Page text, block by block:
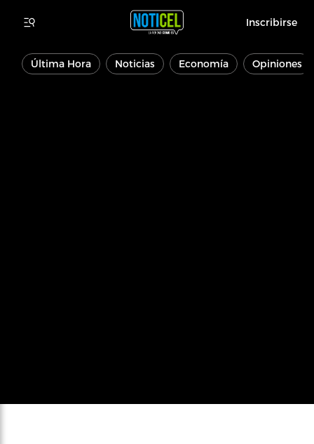
Inscribirse
Última Hora Noticias Economía Opiniones